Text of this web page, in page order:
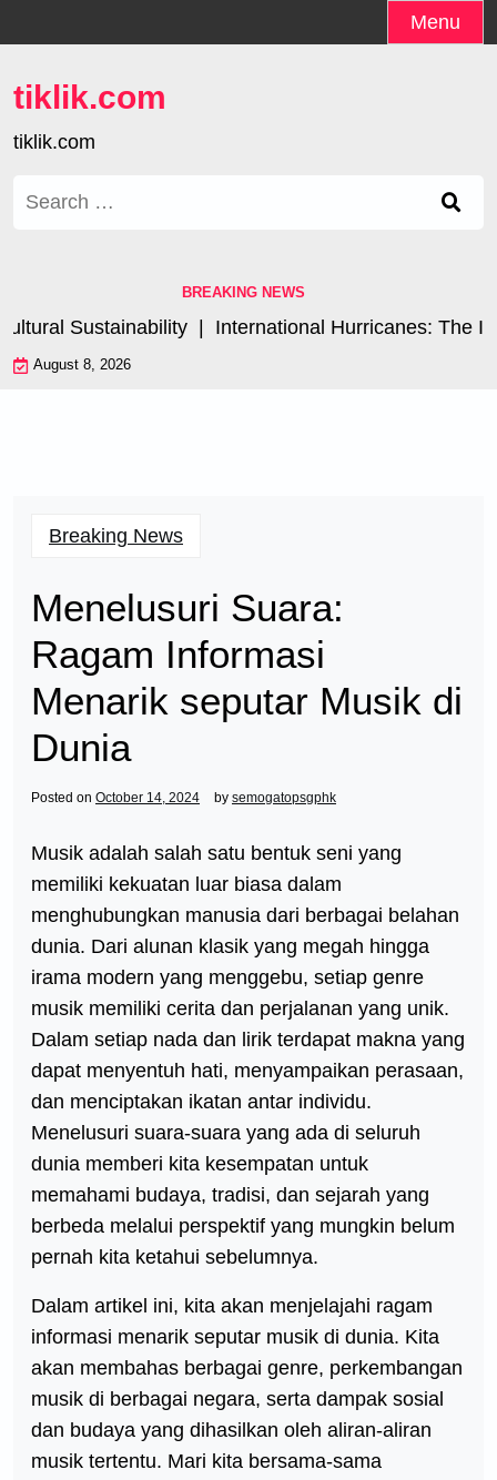
to
Menu
tiklik.com
tiklik.com
Search
BREAKING NEWS
Sustainability |International Hurricanes: The
August 8, 2026
Breaking News
Menelusuri Suara:
Ragam Informasi
Menarik seputar Musik di
Dunia
Posted on October 14, 2024 by semogatopsgphk
Musik adalah salah satu bentuk seni yang
memiliki kekuatan luar biasa dalam
menghubungkan manusia dari berbagai belahan
dunia. Dari alunan klasik yang megah hingga
irama modern yang menggebu, setiap genre
musik memiliki cerita dan perjalanan yang unik.
Dalam setiap nada dan lirik terdapat makna yang
dapat menyentuh hati, menyampaikan perasaan,
dan menciptakan ikatan antar individu.
Menelusuri suara-suara yang ada di seluruh
dunia memberi kita kesempatan untuk
memahami budaya, tradisi, dan sejarah yang
berbeda melalui perspektif yang mungkin belum
pernah kita ketahui sebelumnya.
Dalam artikel ini, kita akan menjelajahi ragam
informasi menarik seputar musik di dunia. Kita
akan membahas berbagai genre, perkembangan
musik di berbagai negara, serta dampak sosial
dan budaya yang dihasilkan oleh aliran-aliran
musik tertentu. Mari kita bersama-sama